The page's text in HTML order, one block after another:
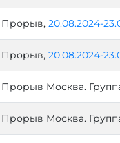
Прорыв, 20.08.2024-
Прорыв, 20.08.2024-
Прорыв Москва.
Прорыв Москва.